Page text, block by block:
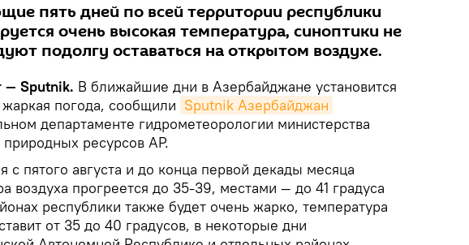
пять дней по всей территории республики
очень высокая температура, синоптики не
подолгу оставаться на открытом воздухе.
— Sputnik. В ближайшие дни в Азербайджане установится
погода, сообщили Sputnik Азербайджан
департаменте гидрометеорологии министерства
природных ресурсов АР.
с пятого августа и до конца первой декады месяца
воздуха прогреется до 35-39, местами — до 41 градуса
республики также будет очень жарко, температура
от 35 до 40 градусов, в некоторые дни